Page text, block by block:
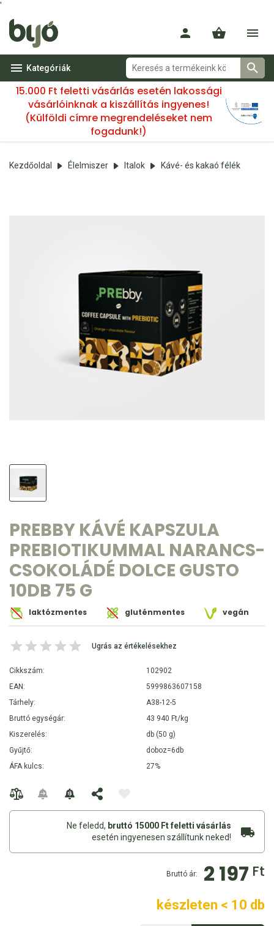
'
Kategóriák
15.000 Ft feletti vásárlás esetén lakossági
vásárlóinknak a kiszállítás ingyenes!
(Külföldi címre megrendeléseket nem
fogadunk!)
Kezdőoldal Élelmiszer Italok Kávé- és kakaó félék
PREBBY KÁVÉ KAPSZULA
PREBIOTIKUMMAL NARANCS-
CSOKOLÁDÉ DOLCE GUSTO
10DB 75 G
laktózmentes gluténmentes vegán
Ugrás az értékelésekhez
Cikkszám:
102902
EAN:
5999863607158
Tárhely:
A38-12-5
Bruttó egységár:
43 940 Ft/kg
Kiszerelés:
db (50 g)
Gyűjtő:
doboz=6db
ÁFA kulcs:
27%
Ne feledd, bruttó 15000 Ft feletti vásárlás
esetén ingyenesen szállítunk neked!
Bruttó ár: 2 197 Ft
készleten < 10 db